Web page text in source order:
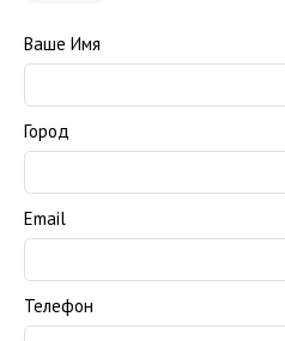
Ваше Имя
Город
Email
Телефон